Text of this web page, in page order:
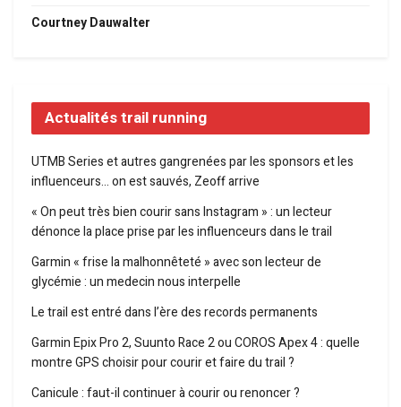
Courtney Dauwalter
Actualités trail running
UTMB Series et autres gangrenées par les sponsors et les
influenceurs… on est sauvés, Zeoff arrive
« On peut très bien courir sans Instagram » : un lecteur
dénonce la place prise par les influenceurs dans le trail
Garmin « frise la malhonnêteté » avec son lecteur de
glycémie : un medecin nous interpelle
Le trail est entré dans l’ère des records permanents
Garmin Epix Pro 2, Suunto Race 2 ou COROS Apex 4 : quelle
montre GPS choisir pour courir et faire du trail ?
Canicule : faut-il continuer à courir ou renoncer ?